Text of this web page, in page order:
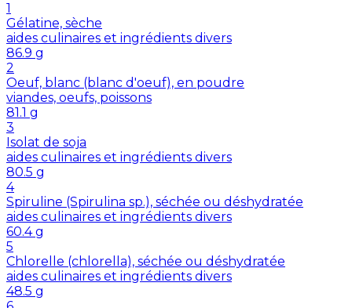
1
Gélatine, sèche
aides culinaires et ingrédients divers
86.9 g
2
Oeuf, blanc (blanc d'oeuf), en poudre
viandes, oeufs, poissons
81.1 g
3
Isolat de soja
aides culinaires et ingrédients divers
80.5 g
4
Spiruline (Spirulina sp.), séchée ou déshydratée
aides culinaires et ingrédients divers
60.4 g
5
Chlorelle (chlorella), séchée ou déshydratée
aides culinaires et ingrédients divers
48.5 g